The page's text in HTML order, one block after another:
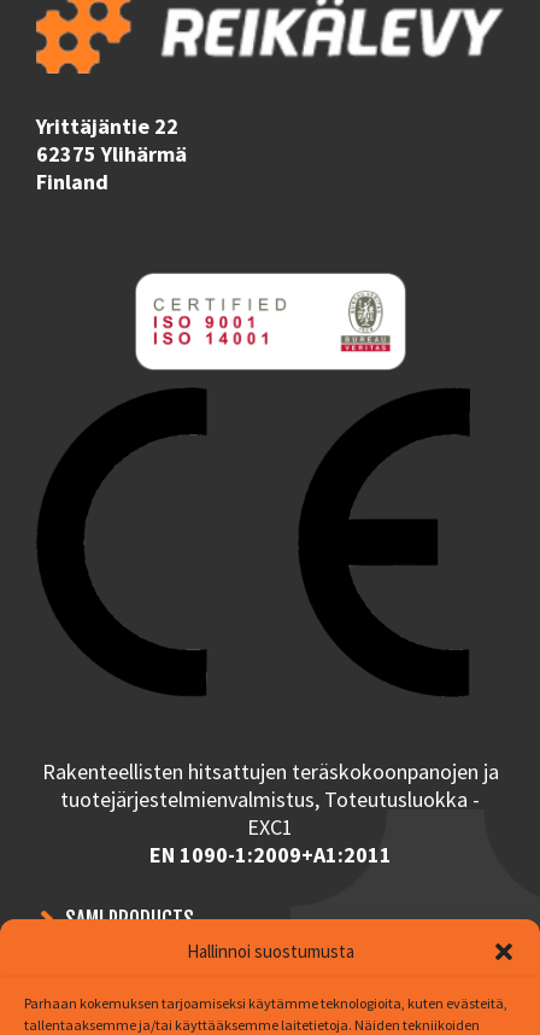
Hallinnoi suostumusta
Parhaan kokemuksen tarjoamiseksi käytämme teknologioita, kuten evästeitä,
tallentaaksemme ja/tai käyttääksemme laitetietoja. Näiden tekniikoiden
Yrittäjäntie 22
62375 Ylihärmä
Finland
Rakenteellisten hitsattujen teräskokoonpanojen ja
tuotejärjestelmienvalmistus, Toteutusluokka -
EXC1
EN 1090-1:2009+A1:2011
SAMI PRODUCTS
CONTRACT MANUFACTURING
PERFORATED PLATES